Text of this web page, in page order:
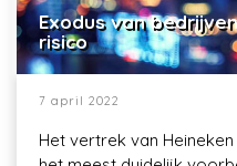
Exodus van
risico
7 april 2022
Het vertrek van